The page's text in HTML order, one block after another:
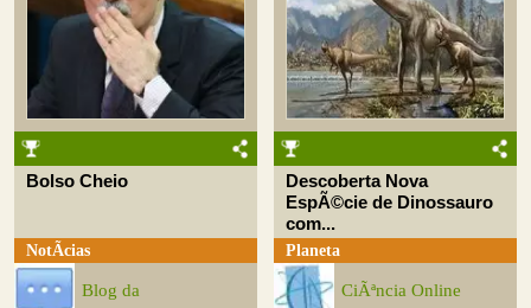
Bolso Cheio
NotÃ­cias
Blog da
Descoberta Nova
EspÃ©cie de Dinossauro
com...
Planeta
CiÃªncia Online